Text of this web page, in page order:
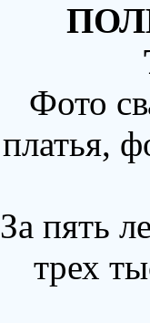
Фото
платья,
За пять
трех